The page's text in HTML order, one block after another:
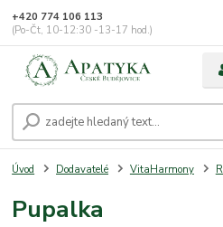
+420 774 106 113
(Po-Čt, 10-12:30 -13-17 hod.)
Úvod Dodavatelé VitaHarmony
Pupalka